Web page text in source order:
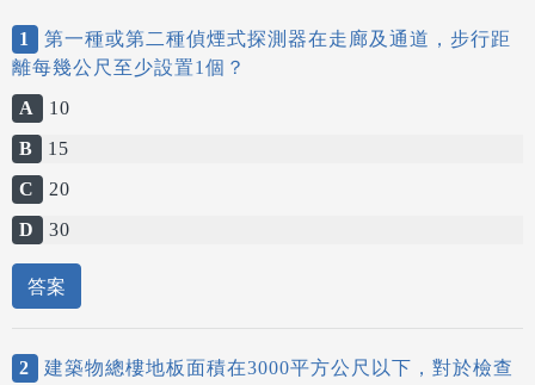
1
第一種或第二種偵煙式探測器在走廊及通道，步行距
離每幾公尺至少設置1個？
A
10
B
15
C
20
D
30
答案
2
建築物總樓地板面積在3000平方公尺以下，對於檢查